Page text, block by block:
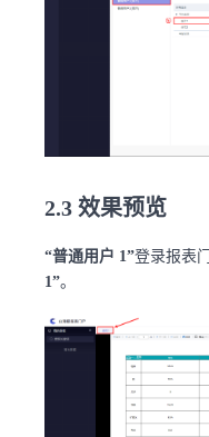
2.3 效果预览
“普通用户 1”登录报表
1”。